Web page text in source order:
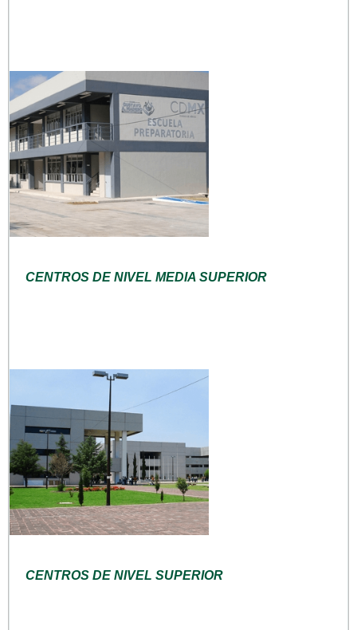
CENTROS DE NIVEL MEDIA SUPERIOR
CENTROS DE NIVEL SUPERIOR